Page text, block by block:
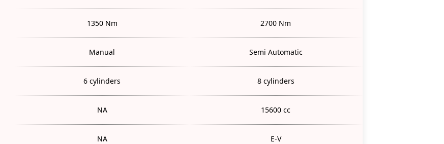
1350 Nm 2700 Nm
Manual Semi Automatic
6 cylinders 8 cylinders
NA 15600 cc
NA E-V